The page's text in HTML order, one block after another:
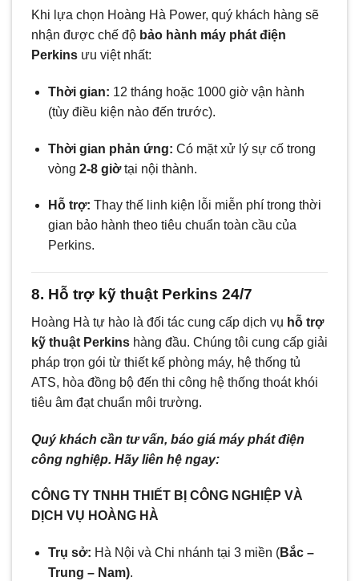
Khi lựa chọn Hoàng Hà Power, quý khách hàng sẽ
nhận được chế độ bảo hành máy phát điện
Perkins ưu việt nhất:
Thời gian: 12 tháng hoặc 1000 giờ vận hành
(tùy điều kiện nào đến trước).
Thời gian phản ứng: Có mặt xử lý sự cố trong
vòng 2-8 giờtại nội thành.
Hỗ trợ: Thay thế linh kiện lỗi miễn phí trong thời
gian bảo hành theo tiêu chuẩn toàn cầu của
Perkins.
8. Hỗ trợ kỹ thuật Perkins 24/7
Hoàng Hà tự hào là đối tác cung cấp dịch vụ hỗ trợ
kỹ thuật Perkins hàng đầu. Chúng tôi cung cấp giải
pháp trọn gói từ thiết kế phòng máy, hệ thống tủ
ATS, hòa đồng bộ đến thi công hệ thống thoát khói
tiêu âm đạt chuẩn môi trường.
Quý khách cần tư vấn, báo giá máy phát điện
công nghiệp. Hãy liên hệ ngay:
CÔNG TY TNHH THIẾT BỊ CÔNG NGHIỆP VÀ
DỊCH VỤ HOÀNG HÀ
Trụ sở: Hà Nội và Chi nhánh tại 3 miền (Bắc –
Trung – Nam).